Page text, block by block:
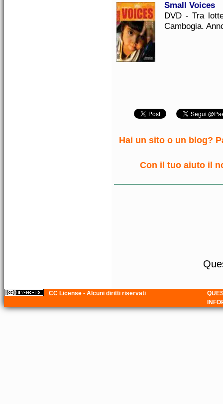
Small Voices
DVD - Tra
Cambogia.
Hai un sito o un blog?
Con il tuo aiuto il
CC License - Alcuni diritti riservati